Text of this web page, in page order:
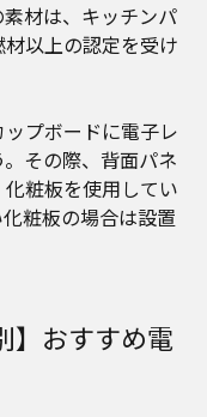
材は、キッチンパ
以上の認定を受け
プボードに電子レ
その際、背面パネ
粧板を使用してい
粧板の場合は設置
】おすすめ電